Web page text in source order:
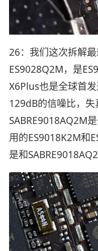
26：我们这次拆解
ES9028Q2M，是
X6Plus也是全球首
129dB的信噪比，
SABRE9018AQ2M
用的ES9018K2M和
是和